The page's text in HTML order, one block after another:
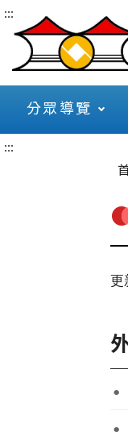
:::
分眾導覽
:::
更